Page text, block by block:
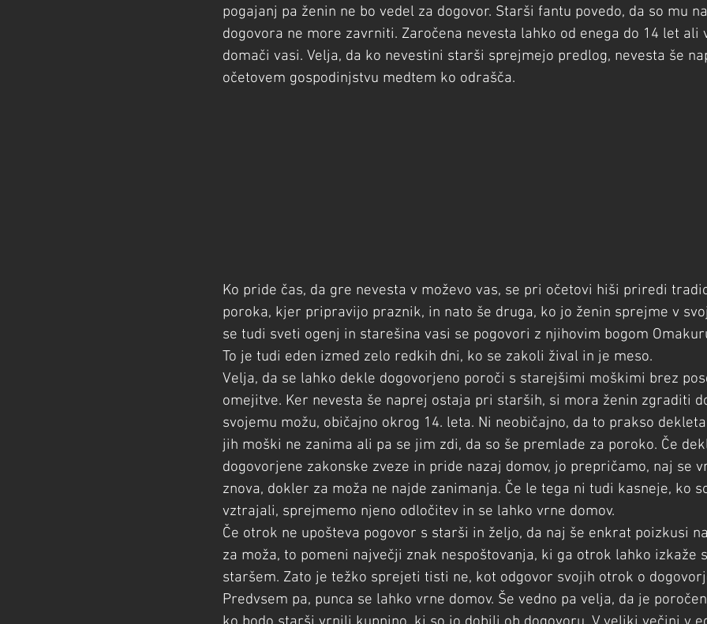
pogajanj pa ženin ne bo vedel za dogovor. Starši fantu povedo, da so mu
dogovora ne more zavrniti. Zaročena nevesta lahko od enega do 14 let ali
domači vasi. Velja, da ko nevestini starši sprejmejo predlog, nevesta še
očetovem gospodinjstvu medtem ko odrašča.
Ko pride čas, da gre nevesta v moževo vas, se pri očetovi hiši priredi
poroka, kjer pripravijo praznik, in nato še druga, ko jo ženin sprejme v
se tudi sveti ogenj in starešina vasi se pogovori z njihovim bogom
To je tudi eden izmed zelo redkih dni, ko se zakoli žival in je meso.
Velja, da se lahko dekle dogovorjeno poroči s starejšimi moškimi brez
omejitve. Ker nevesta še naprej ostaja pri starših, si mora ženin zgraditi
svojemu možu, običajno okrog 14. leta. Ni neobičajno, da to prakso
jih moški ne zanima ali pa se jim zdi, da so še premlade za poroko. Če
dogovorjene zakonske zveze in pride nazaj domov, jo prepričamo, naj se
znova, dokler za moža ne najde zanimanja. Če le tega ni tudi kasneje, ko
vztrajali, sprejmemo njeno odločitev in se lahko vrne domov.
Če otrok ne upošteva pogovor s starši in željo, da naj še enkrat poizkusi
za moža, to pomeni največji znak nespoštovanja, ki ga otrok lahko izkaže
staršem. Zato je težko sprejeti tisti ne, kot odgovor svojih otrok o
Predvsem pa, punca se lahko vrne domov. Še vedno pa velja, da je